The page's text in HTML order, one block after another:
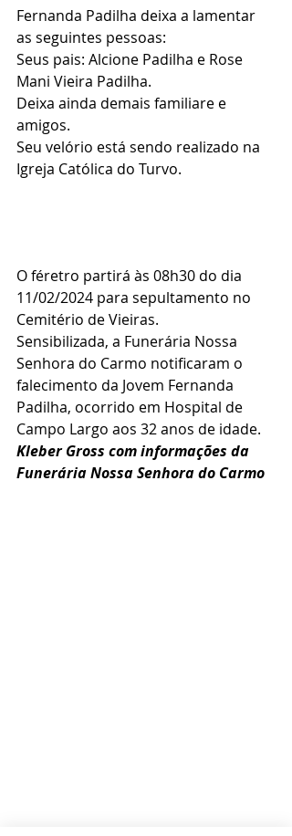
Fernanda Padilha deixa a lamentar
as seguintes pessoas:
Seus pais: Alcione Padilha e Rose
Mani Vieira Padilha.
Deixa ainda demais familiare e
amigos.
Seu velório está sendo realizado na
Igreja Católica do Turvo.
O féretro partirá às 08h30 do dia
11/02/2024 para sepultamento no
Cemitério de Vieiras.
Sensibilizada, a Funerária Nossa
Senhora do Carmo notificaram o
falecimento da Jovem Fernanda
Padilha, ocorrido em Hospital de
Campo Largo aos 32 anos de idade.
Kleber Gross com informações da
Funerária Nossa Senhora do Carmo